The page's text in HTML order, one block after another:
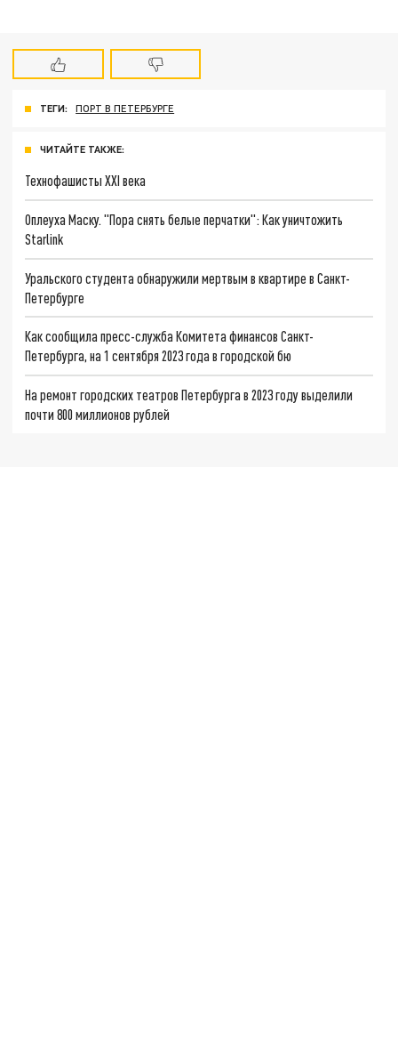
ТЕГИ: ПОРТ В ПЕТЕРБУРГЕ
ЧИТАЙТЕ ТАКЖЕ:
Технофашисты XXI века
Оплеуха Маску. "Пора снять белые перчатки": Как уничтожить
Starlink
Уральского студента обнаружили мертвым в квартире в Санкт-
Петербурге
Как сообщила пресс-служба Комитета финансов Санкт-
Петербурга, на 1 сентября 2023 года в городской бю
На ремонт городских театров Петербурга в 2023 году выделили
почти 800 миллионов рублей